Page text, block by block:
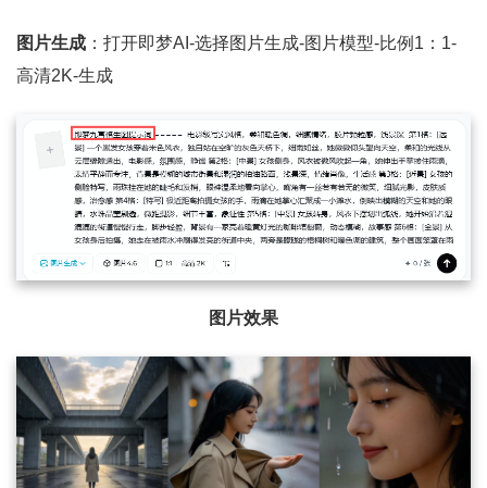
图片生成 ：打开即梦AI-选择图片生成-图片模型-比例1：1-
高清2K-生成
图片效果